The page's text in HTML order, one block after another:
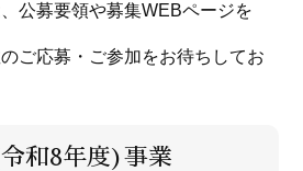
公募要領や募集WEBページを
ご応募・ご参加をお待ちしてお
和8年度)事業